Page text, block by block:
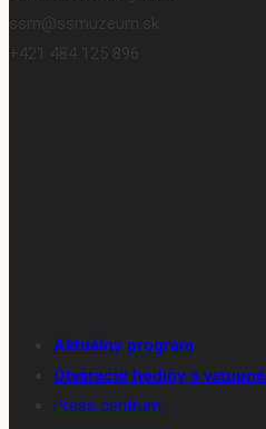
Aktuálny program
Otváracie hodiny a vstupné
Press centrum